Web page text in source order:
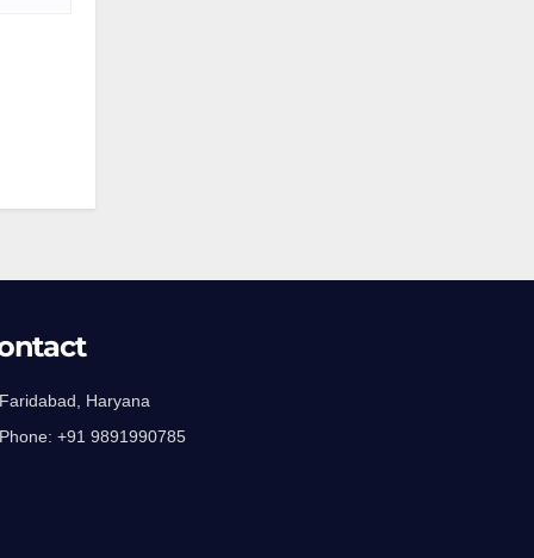
Haryana
+91 9891990785